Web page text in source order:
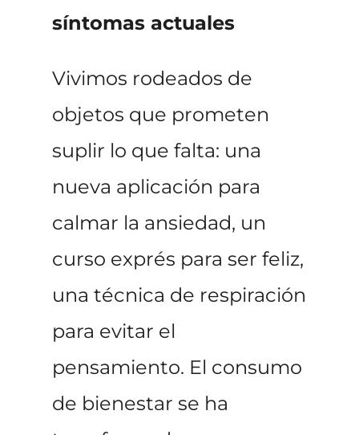
síntomas actuales
Vivimos rodeados de
objetos que prometen
suplir lo que falta: una
nueva aplicación para
calmar la ansiedad, un
curso exprés para ser feliz,
una técnica de respiración
para evitar el
pensamiento. El consumo
de bienestar se ha